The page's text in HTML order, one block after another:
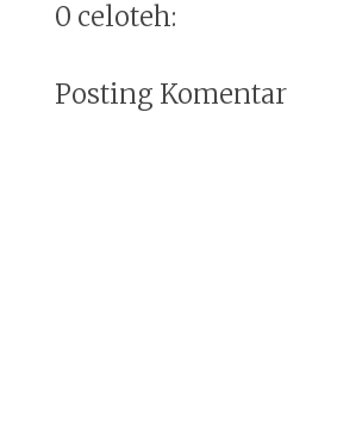
0 celoteh:
Posting Komentar